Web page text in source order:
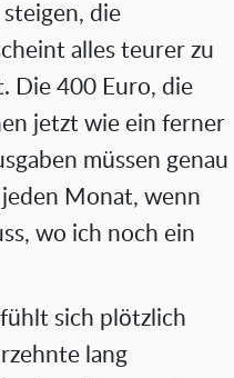
die
alles teurer zu
Die 400 Euro, die
jetzt wie ein ferner
müssen genau
Monat, wenn
wo ich noch ein
sich plötzlich
lang